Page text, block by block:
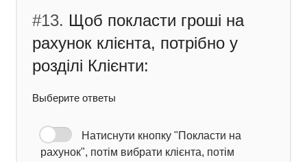
#13. Щоб покласти гроші на
рахунок клієнта, потрібно у
розділі Клієнти:
Выберите ответы
Натиснути кнопку "Покласти на
рахунок", потім вибрати клієнта, потім